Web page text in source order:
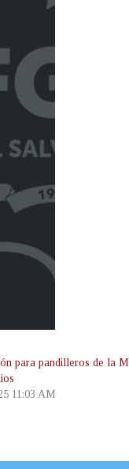
para pandilleros de la
11:03 AM